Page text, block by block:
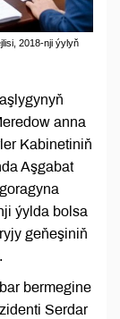
2018-nji ýylyň
anna
Kabinetiniň
Aşgabat
ýylda bolsa
geňeşiniň
bermegine
Serdar